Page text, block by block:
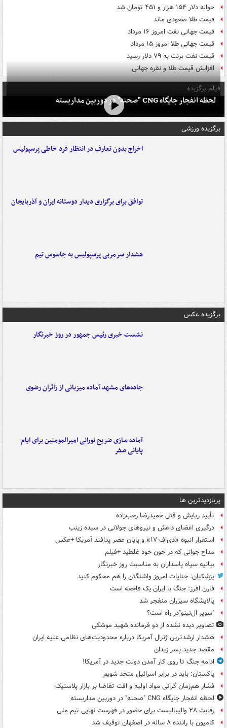
حواله دلار ۱۵۴ هزار و ۴۵۱ تومان شد
قیمت طلا صعودی ماند
قیمت جهانی نفت امروز ۱۶ مرداد
قیمت جهانی طلا امروز ۱۵ مرداد
قیمت نفت برنت به ۷۹ دلار رسید
افزایش قیمت طلا و نقره جهانی
فیلم برگزیده
لحظه انفجار جایگاه CNG "صحنه" در دوربین مداربسته
برگزیده ورزشی
اخراج بدون تعارف در انتظار فرد خاطی پرسپولیس
توافق برای برگزاری دیدار دوستانه ایران و آذربایجان
هشدار سرمربی پرسپولیس به جاسوس تیم
برگزیده عکس
نشست خبری رئیس جمهور در روز خبرنگار
جاده‌های مشهد آماده میزبانی از زائران رضوی
آماده سازی ضریح نورانی امیرالمومنین برای ایام
پایانی صفر
پربازدیدترین ها
تأیید ربایش و قتل حمیدرضا رجب‌زاده
درگیری اعضای داعش و نیروهای جولانی در سیده زینب
استقرار انبوه «دی‌اف‑۱۷» و پایان عصر پدافند آمریکا +عکس
مداح جوانی که در خون خود غلطید +فیلم
بیانیه سپاه پاسداران به مناسبت روز خبرنگار
پزشکیان: جنایات امروز واشنگتن را هم محکوم کنید
فارن افرز: جنگ با ایران یک فاجعه است
پالایشگاه سیزران منفجر شد
"سوپر ال‌نینو"در راه است؟
تصاویر دیده‌ نشده از دو فرمانده شهید موشکی
هشدار ارشدترین ژنرال آمریکا درباره محدودیت‌های نظامی علیه ایران
مقصد جدید پسر زیدان
ادامه جنگ تا روی کار آمدن دولت جدید در آمریکا!
پاکستان: باید در برابر اسرائیل متحد شویم
فشار هم‌زمان گرانی مواد اولیه و افت تقاضا بر بازار پلاستیک
لحظه انفجار جایگاه CNG "صحنه" در دوربین مداربسته
رقابت ۲۸ والیبالیست برای حضور در فهرست نهایی تیم ملی
کامیون با راننده ۸ ساله در اصفهان توقیف شد